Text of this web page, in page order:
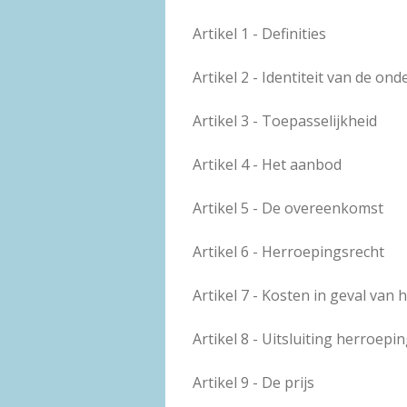
Artikel 1 - Definities
Artikel 2 - Identiteit van de
Artikel 3 - Toepasselijkheid
Artikel 4 - Het aanbod
Artikel 5 - De overeenkomst
Artikel 6 - Herroepingsrecht
Artikel 7 - Kosten in geval van
Artikel 8 - Uitsluiting
Artikel 9 - De prijs